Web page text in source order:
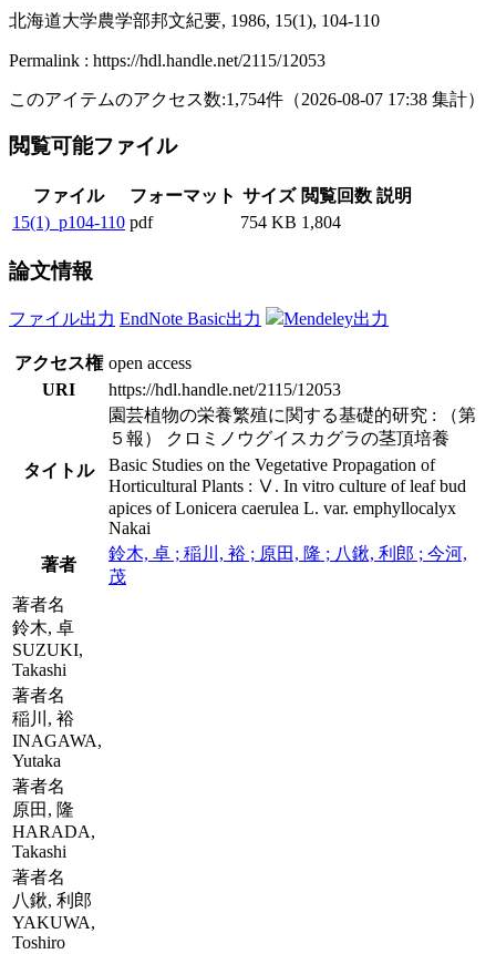
北海道大学農学部邦文紀要, 1986, 15(1), 104-110
Permalink : https://hdl.handle.net/2115/12053
このアイテムのアクセス数:1,754件 （2026-08-07 17:38 集計）
閲覧可能ファイル
ファイル フォーマット サイズ 閲覧回数 説明
15(1)_p104-110 pdf 754 KB 1,804
論文情報
ファイル出力 EndNote Basic出力 Mendeley出力
アクセス権 open access
URI
https://hdl.handle.net/2115/12053
タイトル
園芸植物の栄養繁殖に関する基礎的研究 : （第
５報） クロミノウグイスカグラの茎頂培養
Basic Studies on the Vegetative Propagation of
Horticultural Plants : Ⅴ. In vitro culture of leaf bud
apices of Lonicera caerulea L. var. emphyllocalyx
Nakai
著者
鈴木, 卓 ; 稲川, 裕 ; 原田, 隆 ; 八鍬, 利郎 ; 今河,
茂
著者名
鈴木, 卓
SUZUKI,
Takashi
著者名
稲川, 裕
INAGAWA,
Yutaka
著者名
原田, 隆
HARADA,
Takashi
著者名
八鍬, 利郎
YAKUWA,
Toshiro